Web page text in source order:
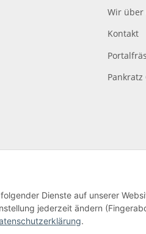
Wir über
Kontakt
Pankratz
Dienste auf unserer
jederzeit ändern
.